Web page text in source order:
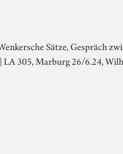
Sätze, Gespräch
305, Marburg 26/6.24,